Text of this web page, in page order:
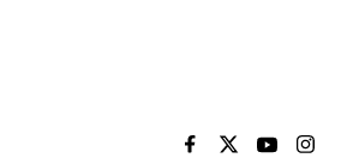
EL PAÍS BRASIL EN
EL PAÍSEL PAÍS
EL